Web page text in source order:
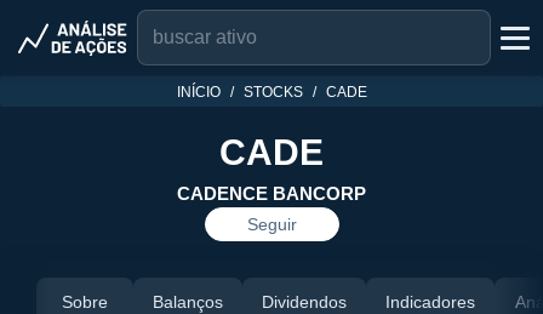
INÍCIO STOCKS CADE
CADE
CADENCE BANCORP
Seguir
Sobre Balanços Dividendos Indicadores